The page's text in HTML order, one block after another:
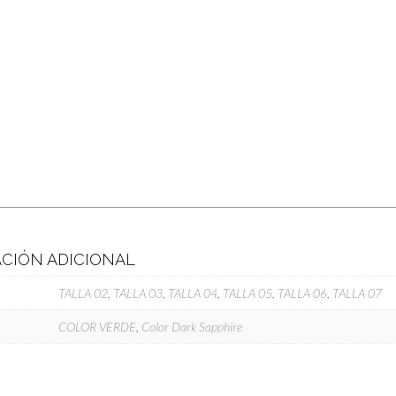
ADICIONAL
TALLA 02 TALLA 03 TALLA 04 TALLA 05 TALLA 06 TALLA 07
COLOR VERDE Color Dark Sapphire